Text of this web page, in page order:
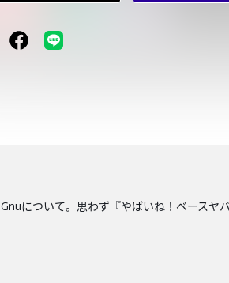
について。思わず『やばいね！ベースヤ